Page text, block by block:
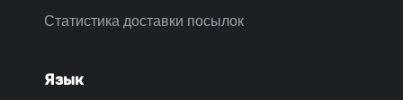
Статистика доставки посылок
Язык